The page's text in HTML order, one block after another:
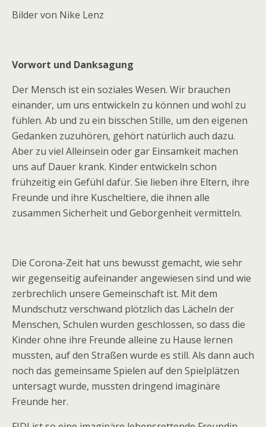
Bilder von Nike Lenz
Vorwort und Danksagung
Der Mensch ist ein soziales Wesen. Wir brauchen
einander, um uns entwickeln zu können und wohl zu
fühlen. Ab und zu ein bisschen Stille, um den eigenen
Gedanken zuzuhören, gehört natürlich auch dazu.
Aber zu viel Alleinsein oder gar Einsamkeit machen
uns auf Dauer krank. Kinder entwickeln schon
frühzeitig ein Gefühl dafür. Sie lieben ihre Eltern, ihre
Freunde und ihre Kuscheltiere, die ihnen alle
zusammen Sicherheit und Geborgenheit vermitteln.
Die Corona-Zeit hat uns bewusst gemacht, wie sehr
wir gegenseitig aufeinander angewiesen sind und wie
zerbrechlich unsere Gemeinschaft ist. Mit dem
Mundschutz verschwand plötzlich das Lächeln der
Menschen, Schulen wurden geschlossen, so dass die
Kinder ohne ihre Freunde alleine zu Hause lernen
mussten, auf den Straßen wurde es still. Als dann auch
noch das gemeinsame Spielen auf den Spielplätzen
untersagt wurde, mussten dringend imaginäre
Freunde her.